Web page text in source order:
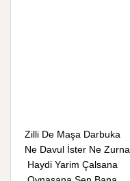
Zilli De Maşa Darbuka
Ne Davul İster Ne Zurna
Haydi Yarim Çalsana